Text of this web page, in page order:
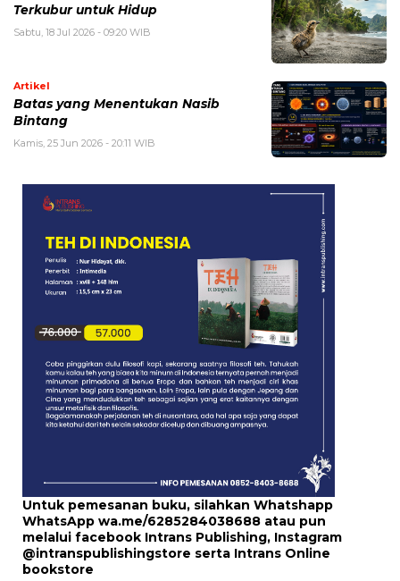
Terkubur untuk Hidup
Sabtu, 18 Jul 2026 - 09:20 WIB
Artikel
Batas yang Menentukan Nasib
Bintang
Kamis, 25 Jun 2026 - 20:11 WIB
Untuk pemesanan buku, silahkan Whatshapp
WhatsApp wa.me/6285284038688 atau pun
melalui facebook Intrans Publishing, Instagram
@intranspublishingstore serta Intrans Online
bookstore